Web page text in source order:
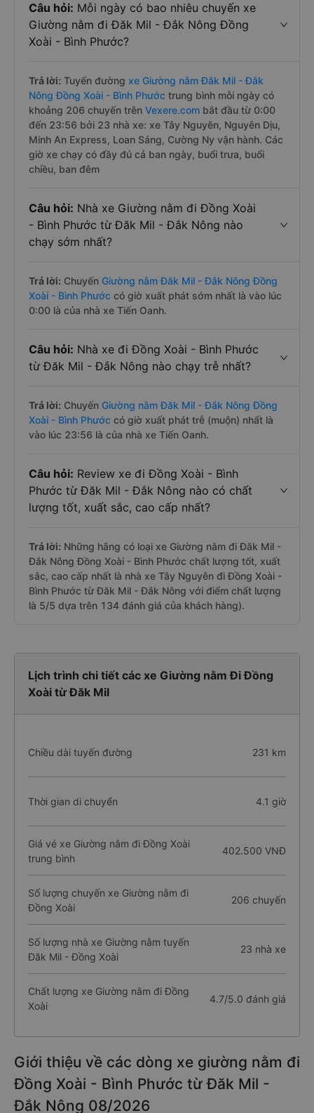
Câu hỏi: Mỗi ngày có bao nhiêu chuyến xe
Giường nằm đi Đăk Mil - Đắk Nông Đồng
Xoài - Bình Phước?
Trả lời: Tuyến đường xe Giường nằm Đăk Mil - Đắk
Nông Đồng Xoài - Bình Phước trung bình mỗi ngày có
khoảng 206 chuyến trên Vexere.com bắt đầu từ 0:00
đến 23:56 bởi 23 nhà xe: xe Tây Nguyên, Nguyên Dịu,
Minh An Express, Loan Sáng, Cường Ny vận hành. Các
giờ xe chạy có đầy đủ cả ban ngày, buổi trưa, buổi
chiều, ban đêm
Câu hỏi: Nhà xe Giường nằm đi Đồng Xoài
- Bình Phước từ Đăk Mil - Đắk Nông nào
chạy sớm nhất?
Trả lời: Chuyến Giường nằm Đăk Mil - Đắk Nông Đồng
Xoài - Bình Phước có giờ xuất phát sớm nhất là vào lúc
0:00 là của nhà xe Tiến Oanh.
Câu hỏi: Nhà xe đi Đồng Xoài - Bình Phước
từ Đăk Mil - Đắk Nông nào chạy trễ nhất?
Trả lời: Chuyến Giường nằm Đăk Mil - Đắk Nông Đồng
Xoài - Bình Phước có giờ xuất phát trễ (muộn) nhất là
vào lúc 23:56 là của nhà xe Tiến Oanh.
Câu hỏi: Review xe đi Đồng Xoài - Bình
Phước từ Đăk Mil - Đắk Nông nào có chất
lượng tốt, xuất sắc, cao cấp nhất?
Trả lời: Những hãng có loại xe Giường nằm đi Đăk Mil -
Đắk Nông Đồng Xoài - Bình Phước chất lượng tốt, xuất
sắc, cao cấp nhất là nhà xe Tây Nguyên đi Đồng Xoài -
Bình Phước từ Đăk Mil - Đắk Nông với điểm chất lượng
là 5/5 dựa trên 134 đánh giá của khách hàng).
Lịch trình chi tiết các xe Giường nằm Đi Đồng
Xoài từ Đăk Mil
Chiều dài tuyến đường 231 km
Thời gian di chuyển 4.1 giờ
Giá vé xe Giường nằm đi Đồng Xoài
trung bình
402.500 VNĐ
Số lượng chuyến xe Giường nằm đi
Đồng Xoài
206 chuyến
Số lượng nhà xe Giường nằm tuyến
Đăk Mil - Đồng Xoài
23 nhà xe
Chất lượng xe Giường nằm đi Đồng
Xoài
4.7/5.0 đánh giá
Giới thiệu về các dòng xe giường nằm đi
Đồng Xoài - Bình Phước từ Đăk Mil -
Đắk Nông 08/2026